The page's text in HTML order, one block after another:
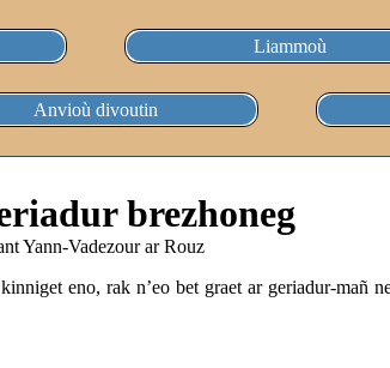
Liammoù
Anvioù divoutin
brezhoneg
Yann-Vadezour ar Rouz
eno, rak n’eo bet graet ar geriadur-mañ